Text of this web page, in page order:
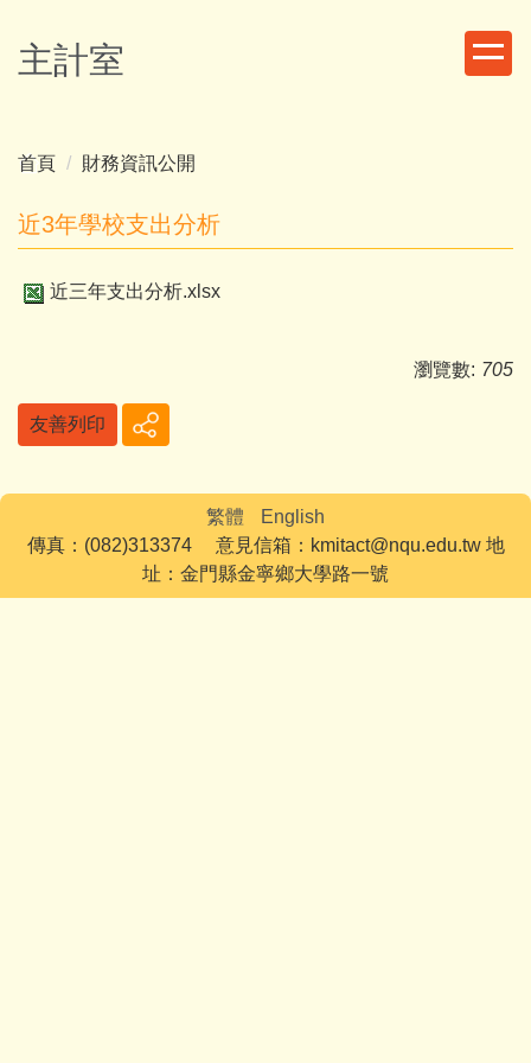
到
主
容
主計室
首頁 財務資訊公開
近3年學校支出分析
近三年支出分析.xlsx
瀏覽數: 705
友善列印
繁體
English
傳真：(082)313374 意見信箱：kmitact@nqu.edu.tw 地
址：金門縣金寧鄉大學路一號